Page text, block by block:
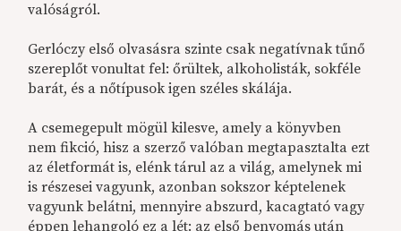
valóságról.
Gerlóczy első olvasásra szinte csak negatívnak tűnő
szereplőt vonultat fel: őrültek, alkoholisták, sokféle
barát, és a nőtípusok igen széles skálája.
A csemegepult mögül kilesve, amely a könyvben
nem fikció, hisz a szerző valóban megtapasztalta ezt
az életformát is, elénk tárul az a világ, amelynek mi
is részesei vagyunk, azonban sokszor képtelenek
vagyunk belátni, mennyire abszurd, kacagtató vagy
éppen lehangoló ez a lét: az első benyomás után